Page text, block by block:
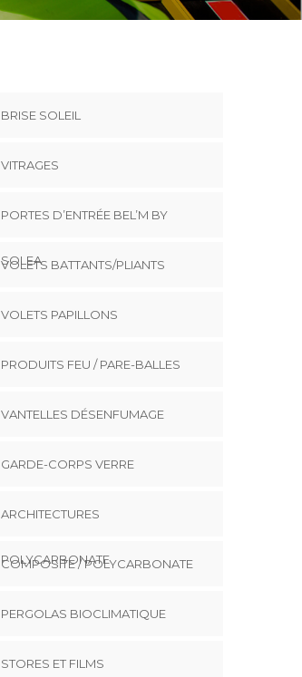
BRISE SOLEIL
VITRAGES
PORTES D’ENTRÉE BEL’M BY
SOLEA
VOLETS BATTANTS/PLIANTS
VOLETS PAPILLONS
PRODUITS FEU / PARE-BALLES
VANTELLES DÉSENFUMAGE
GARDE-CORPS VERRE
ARCHITECTURES
POLYCARBONATE
COMPOSITE / POLYCARBONATE
PERGOLAS BIOCLIMATIQUE
STORES ET FILMS